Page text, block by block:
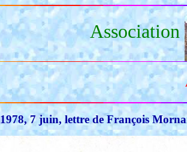
Association
1978, 7 juin, lettre de François